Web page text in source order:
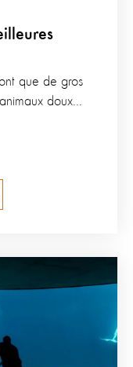
que de gros
doux...